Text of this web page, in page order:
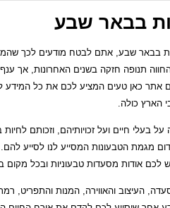
בבאר שבע
בבאר שבע, אתם לבטח מודעים לכך
תנופה חזקה בשנים האחרונות, אך
אתר כאן טעים המציע לכם את כל המידע
הארץ כולה.
בעלי חיים ועל זכויותיהם, וזכותם
מגמת הטבעונות המסייע לנו לסייע
אודות מסעדות טבעוניות ובכל מקום
העיצוב והאווירה, המנות והתפריט,